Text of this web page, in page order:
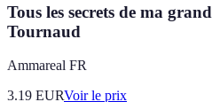
Tous les secrets de ma
Tournaud
Ammareal FR
3.19 EURVoir le prix